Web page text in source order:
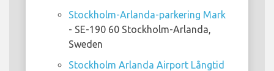
Stockholm-Arlanda-parkering Mark
- SE-190 60 Stockholm-Arlanda,
Sweden
Stockholm Arlanda Airport Långtid